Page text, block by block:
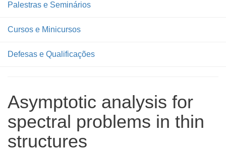
Palestras e Seminários
Cursos e Minicursos
Defesas e Qualificações
Asymptotic analysis for
spectral problems in thin
structures